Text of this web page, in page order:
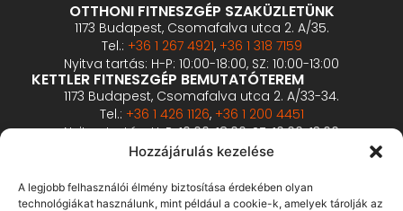
Hozzájárulás kezelése
A legjobb felhasználói élmény biztosítása érdekében olyan
technológiákat használunk, mint például a cookie-k, amelyek tárolják az
OTTHONI FITNESZGÉP SZAKÜZLETÜNK
1173 Budapest, Csomafalva utca 2. A/35.
Tel.: +36 1 267 4921, +36 1 318 7159
Nyitva tartás: H-P: 10:00-18:00, SZ: 10:00-13:00
KETTLER FITNESZGÉP BEMUTATÓTEREM
1173 Budapest, Csomafalva utca 2. A/33-34.
Tel.: +36 1 426 1126, +36 1 200 4451
Nyitva tartás: H-P: 10:00-18:00, SZ: 10:00-13:00
PROFESSZIONÁLIS FITNESZGÉP BEMUTATÓTEREM
2360 Gyál, Vállalkozó u. 12.
Tel.: +36 1 900 0657
Nyitva tartás: előzetes bejelentkezés alapján